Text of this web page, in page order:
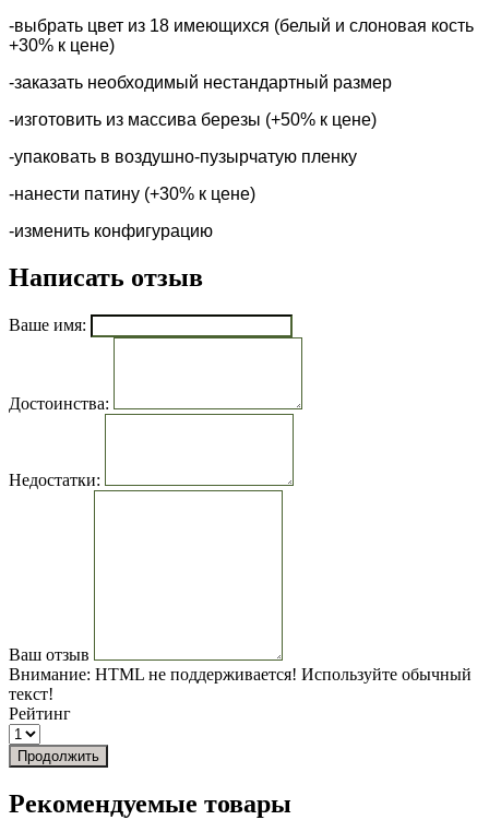
-выбрать цвет из 18 имеющихся (белый и слоновая кость
+30% к цене)
-заказать необходимый нестандартный размер
-изготовить из массива березы (+50% к цене)
-упаковать в воздушно-пузырчатую пленку
-нанести патину (+30% к цене)
-изменить конфигурацию
Написать отзыв
Ваше имя:
Достоинства:
Недостатки:
Ваш отзыв
Внимание: HTML не поддерживается! Используйте обычный
текст!
Рейтинг
Продолжить
Рекомендуемые товары